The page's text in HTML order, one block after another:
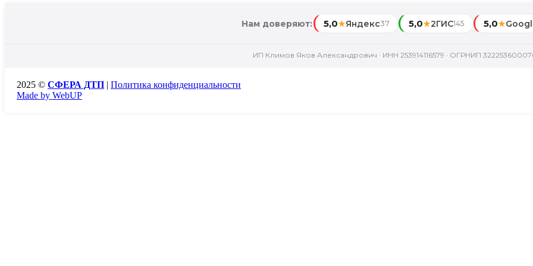
Нам доверяют: 5,0★Яндекс37 5,0★2ГИС145 5,0★
ИП Климов Яков Александрович · ИНН 253914116579 · ОГРНИП
2025 © СФЕРА ДТП
Политика конфиденциальности
Made by WebUP